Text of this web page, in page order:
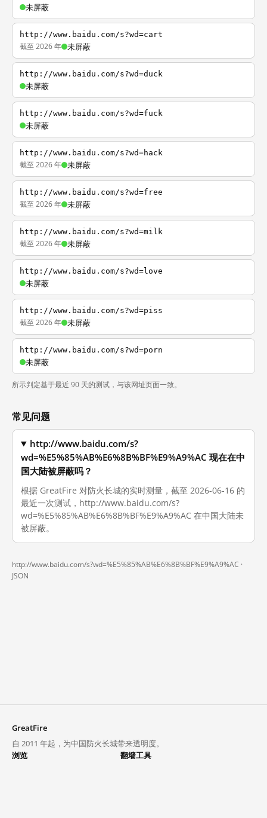
未屏蔽
http://www.baidu.com/s?wd=cart
截至 2026 年 未屏蔽
http://www.baidu.com/s?wd=duck
未屏蔽
http://www.baidu.com/s?wd=fuck
未屏蔽
http://www.baidu.com/s?wd=hack
截至 2026 年 未屏蔽
http://www.baidu.com/s?wd=free
截至 2026 年 未屏蔽
http://www.baidu.com/s?wd=milk
截至 2026 年 未屏蔽
http://www.baidu.com/s?wd=love
未屏蔽
http://www.baidu.com/s?wd=piss
截至 2026 年 未屏蔽
http://www.baidu.com/s?wd=porn
未屏蔽
所示判定基于最近 90 天的测试，与该网址页面一致。
常见问题
http://www.baidu.com/s?
wd=%E5%85%AB%E6%8B%BF%E9%A9%AC 现在在中
国大陆被屏蔽吗？
根据 GreatFire 对防火长城的实时测量，截至 2026-06-16 的
最近一次测试，http://www.baidu.com/s?
wd=%E5%85%AB%E6%8B%BF%E9%A9%AC 在中国大陆未
被屏蔽。
http://www.baidu.com/s?wd=%E5%85%AB%E6%8B%BF%E9%A9%AC ·
JSON
GreatFire
自 2011 年起，为中国防火长城带来透明度。
浏览
翻墙工具